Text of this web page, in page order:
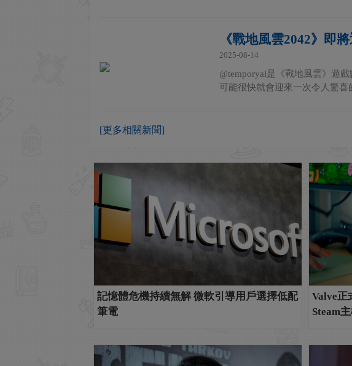
《戰地風雲2042》即
2025-08-14
@temporyal是《戰地風雲》遊
可能很快就會迎來一次令人驚
[更多相關新聞]
記憶體危機持續無解 微軟引導用戶選擇低配
筆電
Valve正
Steam